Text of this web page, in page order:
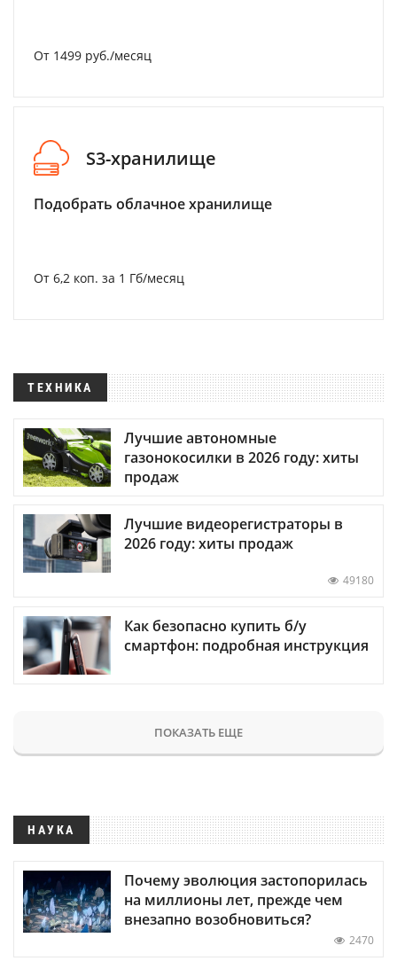
От 1499 руб./месяц
S3-хранилище
Подобрать облачное хранилище
От 6,2 коп. за 1 Гб/месяц
ТЕХНИКА
Лучшие автономные
газонокосилки в 2026 году: хиты
продаж
Лучшие видеорегистраторы в
2026 году: хиты продаж
49180
Как безопасно купить б/у
смартфон: подробная инструкция
ПОКАЗАТЬ ЕЩЕ
НАУКА
Почему эволюция застопорилась
на миллионы лет, прежде чем
внезапно возобновиться?
2470